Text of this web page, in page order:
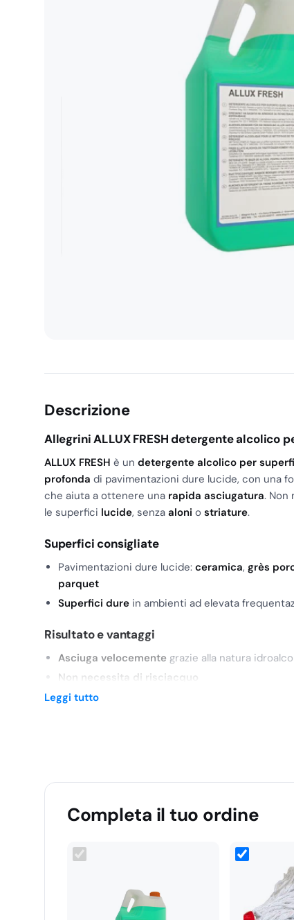
Descrizione
Allegrini ALLUX FRESH detergente alcolico
ALLUX FRESH è un detergente alcolico per
profonda di pavimentazioni dure lucide, con una
che aiuta a ottenere una rapida asciugatura. Non
le superfici lucide, senza aloni o striature.
Superfici consigliate
Pavimentazioni dure lucide: ceramica, grès
parquet
Superfici dure in ambienti ad elevata
Risultato e vantaggi
Asciuga velocemente grazie alla natura
Non necessita di risciacquo
Garantisce
generale per luoghi pubblici adelevata
Diluizione e modalità d’uso
Passare sulle superfici da pulire con l’
Non necessita di risciacquo
Leggi tutto
Completa il tuo ordine